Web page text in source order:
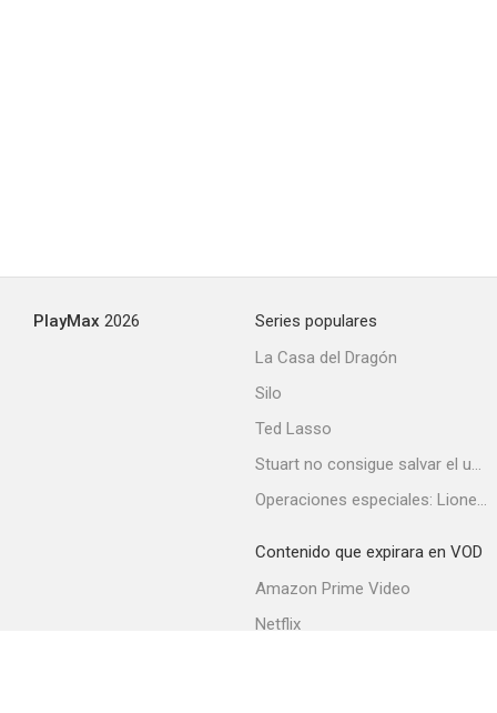
PlayMax 2026
Series populares
La Casa del Dragón
Silo
Ted Lasso
Stuart no consigue salvar el universo
Operaciones especiales: Lioness
Contenido que expirara en VOD
Amazon Prime Video
Netflix